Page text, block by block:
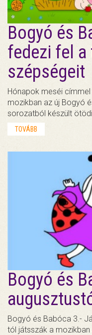
Bogyó és
fedezi fel a
szépségeit
Hónapok meséi
mozikban az új Bogyó
sorozatból készült
TOVÁBB
Bogyó és
Bogyó és Babóca 3.-
tól játsszák a